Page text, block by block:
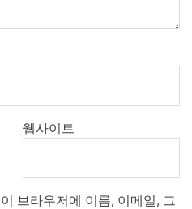
웹사이트
브라우저에 이름, 이메일, 그